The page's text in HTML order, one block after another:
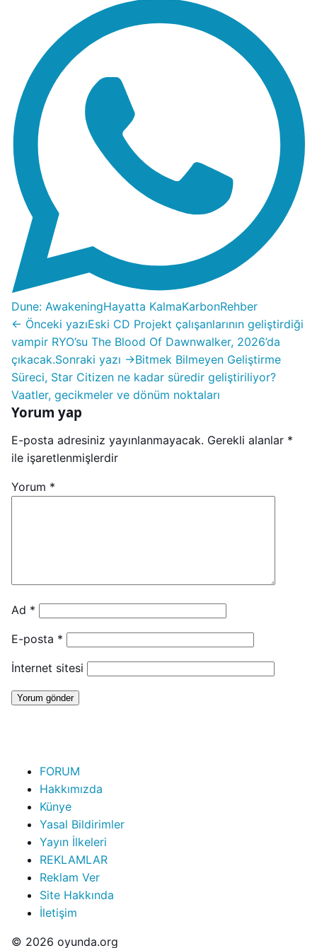
Dune: AwakeningHayatta KalmaKarbonRehber
← Önceki yazıEski CD Projekt çalışanlarının geliştirdiği
vampir RYO’su The Blood Of Dawnwalker, 2026’da
çıkacak.Sonraki yazı →Bitmek Bilmeyen Geliştirme
Süreci, Star Citizen ne kadar süredir geliştiriliyor?
Vaatler, gecikmeler ve dönüm noktaları
Yorum yap
E-posta adresiniz yayınlanmayacak. Gerekli alanlar *
ile işaretlenmişlerdir
Yorum *
Ad *
E-posta *
İnternet sitesi
FORUM
Hakkımızda
Künye
Yasal Bildirimler
Yayın İlkeleri
REKLAMLAR
Reklam Ver
Site Hakkında
İletişim
© 2026 oyunda.org